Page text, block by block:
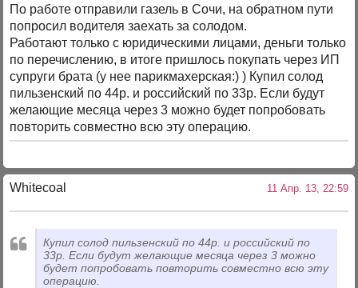
По работе отправили газель в Сочи, на обратном пути
попросил водителя заехать за солодом.
Работают только с юридическими лицами, деньги только
по перечислению, в итоге пришлось покупать через ИП
супруги брата (у нее парикмахерская:) ) Купил солод
пильзенский по 44р. и российский по 33р. Если будут
желающие месяца через 3 можно будет попробовать
повторить совместно всю эту операцию.
Whitecoal 11 Апр. 13, 22:59
Купил солод пильзенский по 44р. и российский по
33р. Если будут желающие месяца через 3 можно
будет попробовать повторить совместно всю эту
операцию.